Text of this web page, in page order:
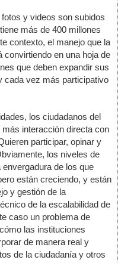
y videos son subidos
más de 400 millones
contexto, el manejo que la
convirtiendo en una hoja de
que deben expandir sus
cada vez más participativo
los ciudadanos del
interacción directa con
participar, opinar y
los niveles de
de los que
están creciendo, y están
y gestión de la
de la escalabilidad de
caso un problema de
las instituciones
de manera real y
de la ciudadanía y otros